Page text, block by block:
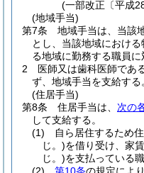
(一部改正〔平成
(地域手当)
第7条
地域手当は、当該
とし、当該地域におけ
る地域に勤務する職員に
2
医師又は歯科医師であ
ず、地域手当を支給する
(住居手当)
第8条
住居手当は、 次の
して支給する。
(1)
自ら居住するため
じ。)を借り受け、家賃
じ。)を支払っている